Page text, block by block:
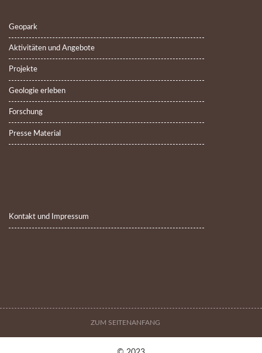
Geopark
Aktivitäten und Angebote
Projekte
Geologie erleben
Forschung
Presse Material
Kontakt und Impressum
ZUM SEITENANFANG